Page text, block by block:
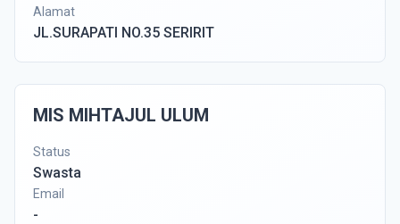
Alamat
JL.SURAPATI NO.35 SERIRIT
MIS MIHTAJUL ULUM
Status
Swasta
Email
-